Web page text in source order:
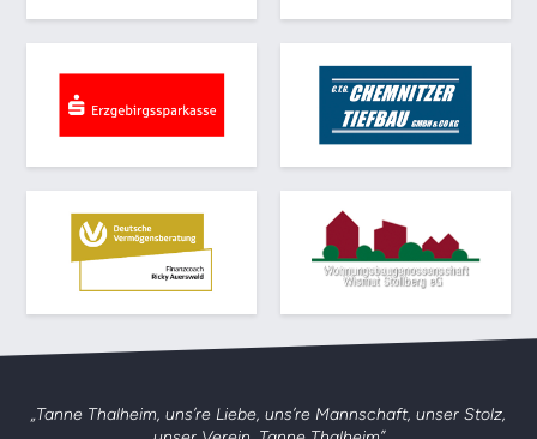
„Tanne Thalheim, uns’re Liebe, uns’re Mannschaft, unser Stolz,